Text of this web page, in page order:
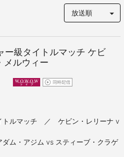
ー級タイトルマッチ ケビ
メルウィー
トルマッチ ／ ケビン・レリーナ v
ム・アジム vs スティーブ・クラゲ